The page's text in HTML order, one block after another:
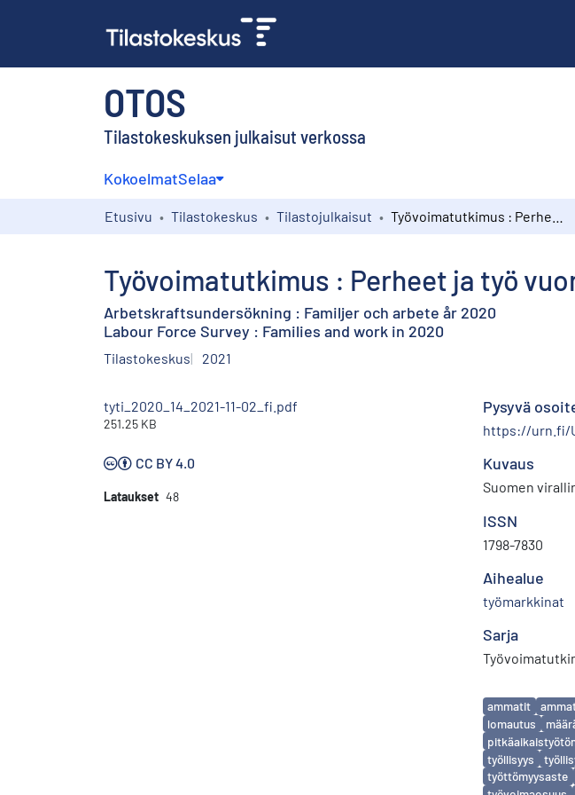
OTOS
Tilastokeskuksen julkaisut verkossa
KokoelmatSelaa
Etusivu Tilastokeskus Tilastojulkaisut
Työvoimatutkimus : Perheet ja työ
Arbetskraftsundersökning : Familjer och arbete år 2020
Labour Force Survey : Families and work in 2020
Tilastokeskus 2021
tyti_2020_14_2021-11-02_fi.pdf
251.25 KB
CC BY 4.0
Lataukset 48
Pysyvä
https://urn.fi/
Kuvaus
Suomen
ISSN
1798-7830
Aihealue
työmarkkinat
Sarja
Avainsanat
ammatit
lomautus
työllisyys
työttömyysaste